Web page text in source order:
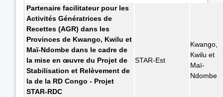
Partenaire facilitateur pour les
Activités Génératrices de
Recettes (AGR) dans les
Provinces de Kwango, Kwilu et
Maï-Ndombe dans le cadre de
la mise en œuvre du Projet de
Stabilisation et Relèvement de
la de la RD Congo - Projet
STAR-RDC
STAR-Est
Kwango,
Kwilu et
Maï-
Ndombe